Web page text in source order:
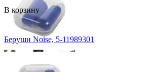
В корзину
Беруши Noise, 5-11989301